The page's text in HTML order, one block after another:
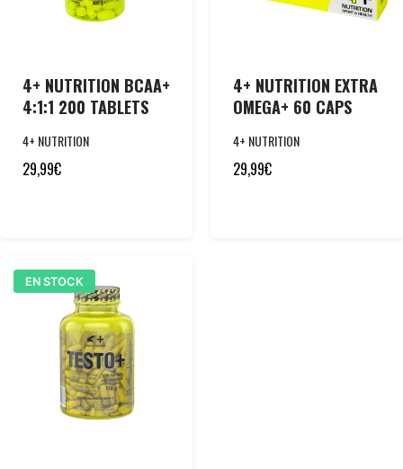
4+ NUTRITION BCAA+
4:1:1 200 TABLETS
4+ NUTRITION
29,99€
4+ NUTRITION EXTRA
OMEGA+ 60 CAPS
4+ NUTRITION
29,99€
EN STOCK